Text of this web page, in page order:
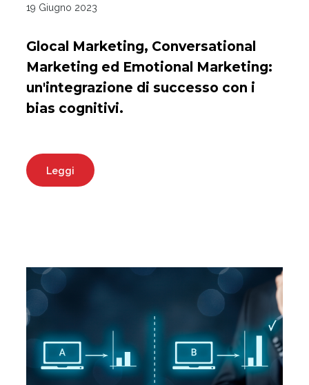
19 Giugno 2023
Glocal Marketing, Conversational
Marketing ed Emotional Marketing:
un'integrazione di successo con i
bias cognitivi.
Leggi